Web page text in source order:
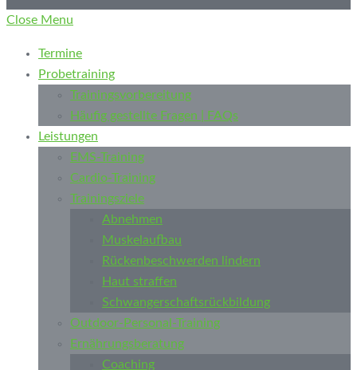
Close Menu
Termine
Probetraining
Trainingsvorbereitung
Häufig gestellte Fragen | FAQs
Leistungen
EMS-Training
Cardio-Training
Trainingsziele
Abnehmen
Muskelaufbau
Rückenbeschwerden lindern
Haut straffen
Schwangerschaftsrückbildung
Outdoor-Personal-Training
Ernährungsberatung
Coaching